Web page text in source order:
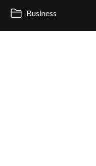
Business